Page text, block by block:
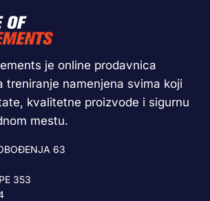
je online prodavnica
treniranje namenjena svima koji
kvalitetne proizvode i sigurnu
mestu.
63
353